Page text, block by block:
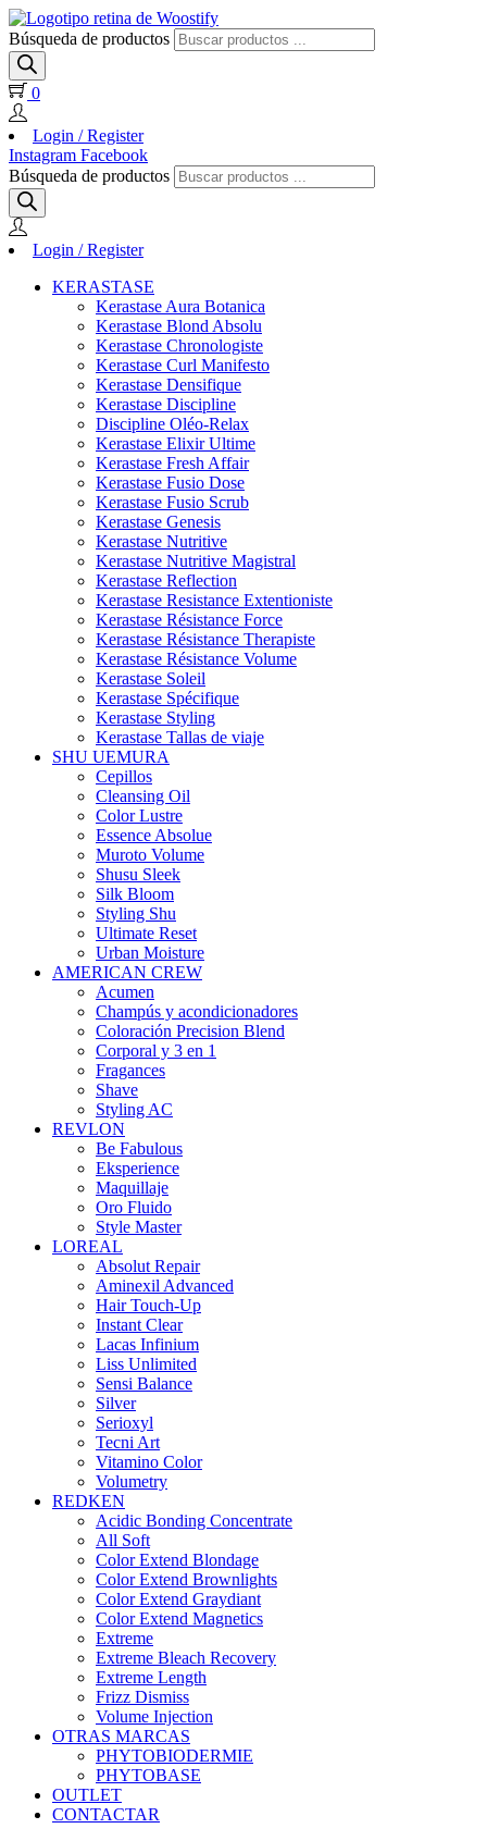
Búsqueda de productos
0
Login / Register
Instagram Facebook
Búsqueda de productos
Login / Register
KERASTASE
Kerastase Aura Botanica
Kerastase Blond Absolu
Kerastase Chronologiste
Kerastase Curl Manifesto
Kerastase Densifique
Kerastase Discipline
Discipline Oléo-Relax
Kerastase Elixir Ultime
Kerastase Fresh Affair
Kerastase Fusio Dose
Kerastase Fusio Scrub
Kerastase Genesis
Kerastase Nutritive
Kerastase Nutritive Magistral
Kerastase Reflection
Kerastase Resistance Extentioniste
Kerastase Résistance Force
Kerastase Résistance Therapiste
Kerastase Résistance Volume
Kerastase Soleil
Kerastase Spécifique
Kerastase Styling
Kerastase Tallas de viaje
SHU UEMURA
Cepillos
Cleansing Oil
Color Lustre
Essence Absolue
Muroto Volume
Shusu Sleek
Silk Bloom
Styling Shu
Ultimate Reset
Urban Moisture
AMERICAN CREW
Acumen
Champús y acondicionadores
Coloración Precision Blend
Corporal y 3 en 1
Fragances
Shave
Styling AC
REVLON
Be Fabulous
Eksperience
Maquillaje
Oro Fluido
Style Master
LOREAL
Absolut Repair
Aminexil Advanced
Hair Touch-Up
Instant Clear
Lacas Infinium
Liss Unlimited
Sensi Balance
Silver
Serioxyl
Tecni Art
Vitamino Color
Volumetry
REDKEN
Acidic Bonding Concentrate
All Soft
Color Extend Blondage
Color Extend Brownlights
Color Extend Graydiant
Color Extend Magnetics
Extreme
Extreme Bleach Recovery
Extreme Length
Frizz Dismiss
Volume Injection
OTRAS MARCAS
PHYTOBIODERMIE
PHYTOBASE
OUTLET
CONTACTAR